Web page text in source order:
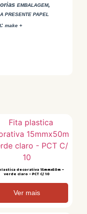
EMBALAGEM,
PRESENTE PAPEL
make +
decorativa 15mmx50m –
verde claro – PCT C/ 10
Ver mais